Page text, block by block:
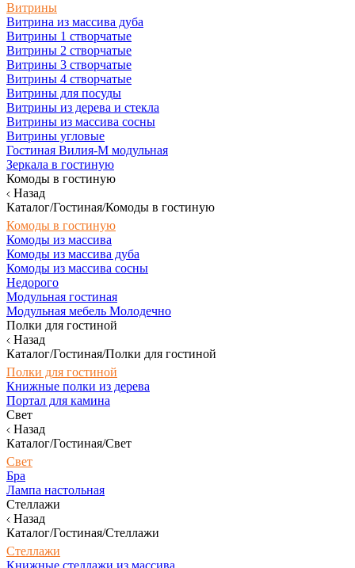
Витрины
Витрина из массива дуба
Витрины 1 створчатые
Витрины 2 створчатые
Витрины 3 створчатые
Витрины 4 створчатые
Витрины для посуды
Витрины из дерева и стекла
Витрины из массива сосны
Витрины угловые
Гостиная Вилия-М модульная
Зеркала в гостиную
Комоды в гостиную
Назад
Каталог/Гостиная/Комоды в гостиную
Комоды в гостиную
Комоды из массива
Комоды из массива дуба
Комоды из массива сосны
Недорого
Модульная гостиная
Модульная мебель Молодечно
Полки для гостиной
Назад
Каталог/Гостиная/Полки для гостиной
Полки для гостиной
Книжные полки из дерева
Портал для камина
Свет
Назад
Каталог/Гостиная/Свет
Свет
Бра
Лампа настольная
Стеллажи
Назад
Каталог/Гостиная/Стеллажи
Стеллажи
Книжные стеллажи из массива